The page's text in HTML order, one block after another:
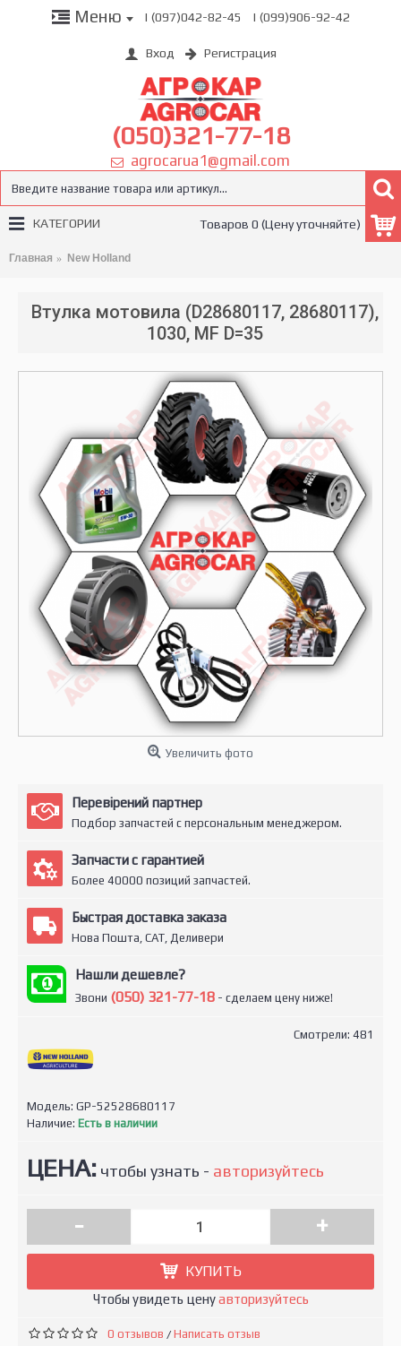
Меню | (097)042-82-45 | (099)906-92-42
Вход Регистрация
(050)321-77-18
agrocarua1@gmail.com
Товаров 0 (Цену уточняйте)
КАТЕГОРИИ
Главная New Holland
Втулка мотовила (D28680117, 28680117),
1030, MF D=35
Увеличить фото
Перевірений партнер
Подбор запчастей с персональным менеджером.
Запчасти с гарантией
Более 40000 позиций запчастей.
Быстрая доставка заказа
Нова Пошта, САТ, Деливери
Нашли дешевле?
Звони (050) 321-77-18 - сделаем цену ниже!
Смотрели: 481
Модель: GP-52528680117
Наличие: Есть в наличии
ЦЕНА: чтобы узнать - авторизуйтесь
- +
КУПИТЬ
Чтобы увидеть ценуавторизуйтесь
0 отзывов /Написать отзыв